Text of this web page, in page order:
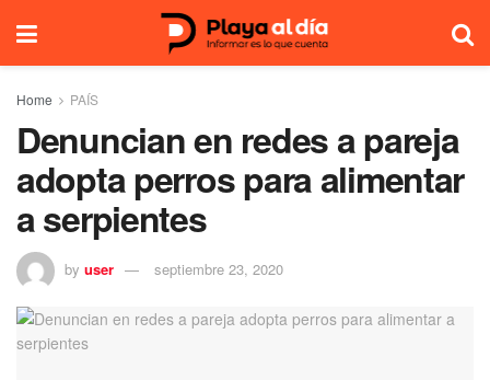
Home PAÍS
Denuncian en redes a pareja
adopta perros para alimentar
a serpientes
by user septiembre 23, 2020